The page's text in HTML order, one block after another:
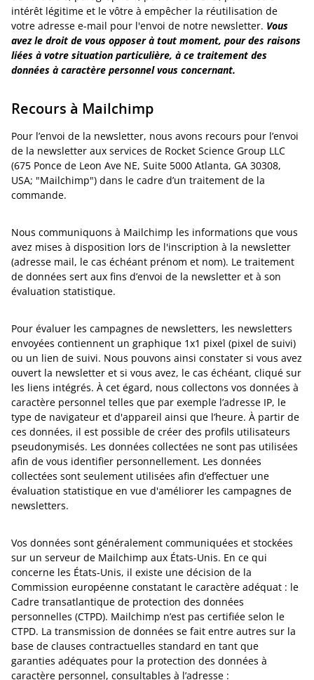
intérêt légitime et le vôtre à empêcher la réutilisation de
votre adresse e-mail pour l'envoi de notre newsletter. Vous
avez le droit de vous opposer à tout moment, pour des raisons
liées à votre situation particulière, à ce traitement des
données à caractère personnel vous concernant.
Recours à Mailchimp
Pour l’envoi de la newsletter, nous avons recours pour l’envoi
de la newsletter aux services de Rocket Science Group LLC
(675 Ponce de Leon Ave NE, Suite 5000 Atlanta, GA 30308,
USA; "Mailchimp") dans le cadre d’un traitement de la
commande.
Nous communiquons à Mailchimp les informations que vous
avez mises à disposition lors de l'inscription à la newsletter
(adresse mail, le cas échéant prénom et nom). Le traitement
de données sert aux fins d’envoi de la newsletter et à son
évaluation statistique.
Pour évaluer les campagnes de newsletters, les newsletters
envoyées contiennent un graphique 1x1 pixel (pixel de suivi)
ou un lien de suivi. Nous pouvons ainsi constater si vous avez
ouvert la newsletter et si vous avez, le cas échéant, cliqué sur
les liens intégrés. À cet égard, nous collectons vos données à
caractère personnel telles que par exemple l’adresse IP, le
type de navigateur et d'appareil ainsi que l’heure. À partir de
ces données, il est possible de créer des profils utilisateurs
pseudonymisés. Les données collectées ne sont pas utilisées
afin de vous identifier personnellement. Les données
collectées sont seulement utilisées afin d’effectuer une
évaluation statistique en vue d'améliorer les campagnes de
newsletters.
Vos données sont généralement communiquées et stockées
sur un serveur de Mailchimp aux États-Unis. En ce qui
concerne les États-Unis, il existe une décision de la
Commission européenne constatant le caractère adéquat : le
Cadre transatlantique de protection des données
personnelles (CTPD). Mailchimp n’est pas certifiée selon le
CTPD. La transmission de données se fait entre autres sur la
base de clauses contractuelles standard en tant que
garanties adéquates pour la protection des données à
caractère personnel, consultables à l’adresse :